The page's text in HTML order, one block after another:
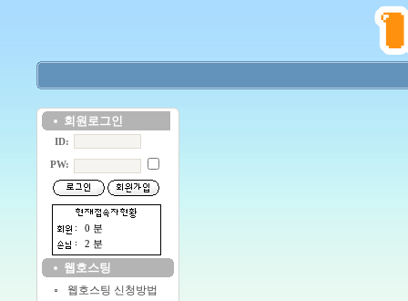
회원로그인
ID:
PW:
0 분
2 분
웹호스팅
웹호스팅 신청방법